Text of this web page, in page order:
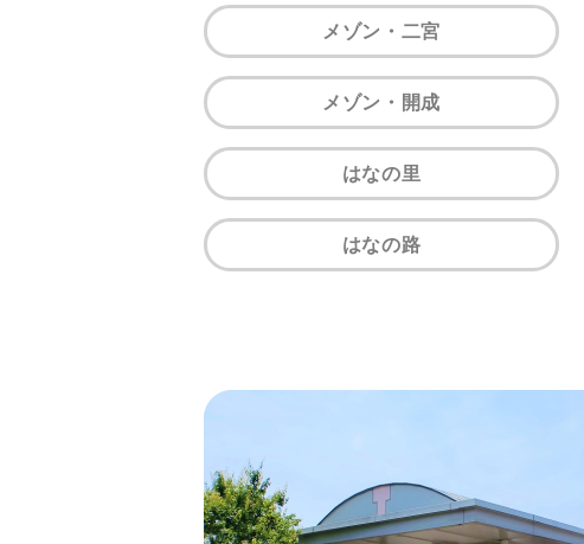
メゾン・二宮
メゾン・開成
はなの里
はなの路